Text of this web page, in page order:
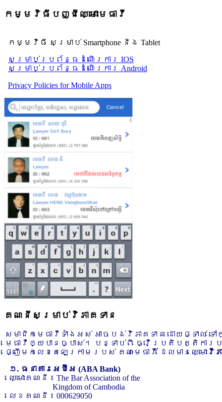
កម្មវិធីបញ្ជីឈ្មោះមេធាវី
កម្មវិធី សម្រាប់ Smartphone និង Tablet
សម្រាប់​ប្រព័ន្ធដំណើរការ IOS
សម្រាប់​ប្រព័ន្ធដំណើរការ Android
Privacy Policies for Mobile Apps
គណនីសម្រាប់វិភាគទាន
សមាជិកមេធាវីទាំងអស់ អាចបង់វិភាគទាន ដោយផ្ទាល់
មេធាវីឲ្យបានច្បាស់។ បន្ទាប់ពី ធ្វើប្រតិបត្តិកា
ផ្ញើមកលេខតេឡេក្រាមរបស់ គណៈមេធាវី ដែលមានឈ្មោះ វិភ
១. ធនាគារអេប៊ីអេ (ABA Bank)
ឈ្មោះគណនី ៖ The Bar Association of the
Kingdom of Cambodia
លេខគណនី ៖ 000629050